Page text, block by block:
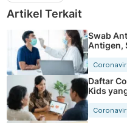
Artikel Terkait
Swab
Antigen,
Daftar
Kids
Tahu